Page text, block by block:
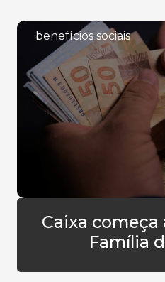
benefícios sociais
Caixa começa
Família